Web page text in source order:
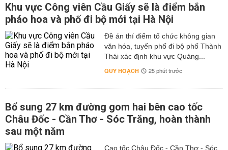
Khu vực Công viên Cầu Giấy sẽ là điểm bắn
pháo hoa và phố đi bộ mới tại Hà Nội
Đề án thí điểm tổ chức không gian
văn hóa, tuyến phố đi bộ phố Thành
Thái xác định khu vực Quảng...
QUY HOẠCH 25 phút trước
Bổ sung 27 km đường gom hai bên cao tốc
Châu Đốc - Cần Thơ - Sóc Trăng, hoàn thành
sau một năm
Cao tốc Châu Đốc - Cần Thơ - Sóc